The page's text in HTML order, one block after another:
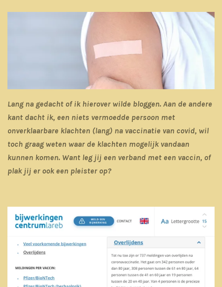
Lang na gedacht of ik hierover wilde bloggen. Aan de andere
kant dacht ik, een niets vermoedde persoon met
onverklaarbare klachten (lang) na vaccinatie van covid, wil
toch graag weten waar de klachten mogelijk vandaan
kunnen komen. Want leg jij een verband met een vaccin, of
plak jij er ook een pleister op?